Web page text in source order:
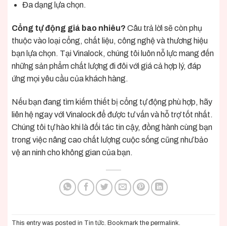
Đa dạng lựa chọn.
Cổng tự động giá bao nhiêu? Câu trả lời sẽ còn phụ
thuộc vào loại cổng, chất liệu, công nghệ và thương hiệu
bạn lựa chọn. Tại Vinalock, chúng tôi luôn nỗ lực mang đến
những sản phẩm chất lượng đi đôi với giá cả hợp lý, đáp
ứng mọi yêu cầu của khách hàng.
Nếu bạn đang tìm kiếm thiết bị cổng tự động phù hợp, hãy
liên hệ ngay vớiVinalockđể được tư vấn và hỗ trợ tốt nhất.
Chúng tôi tự hào khi là đối tác tin cậy, đồng hành cùng bạn
trong việc nâng cao chất lượng cuộc sống cũng như bảo
vệ an ninh cho không gian của bạn.
This entry was posted in Tin tức. Bookmark the permalink.